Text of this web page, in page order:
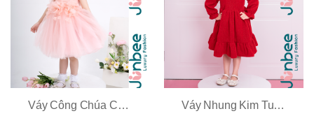
Váy Công Chúa Chùm Hoa Eo Váy Nhung Kim Tuyến Dài Tay